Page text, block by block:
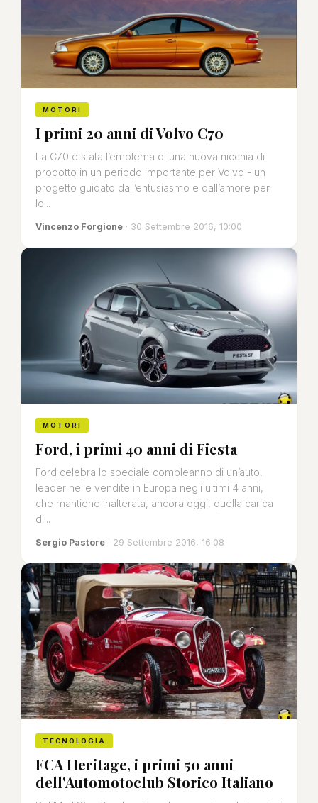
MOTORI
I primi 20 anni di Volvo C70
La C70 è stata l’emblema di una nuova nicchia di
prodotto in un periodo importante per Volvo - un
progetto guidato dall’entusiasmo e dall’amore per
le...
Vincenzo Forgione · 30 Settembre 2016, 10:00
MOTORI
Ford, i primi 40 anni di Fiesta
Ford celebra lo speciale compleanno di un’auto,
leader nelle vendite in Europa negli ultimi 4 anni,
che mantiene inalterata, ancora oggi, quella carica
di...
Sergio Pastore · 29 Settembre 2016, 16:08
TECNOLOGIA
FCA Heritage, i primi 50 anni
dell'Automotoclub Storico Italiano